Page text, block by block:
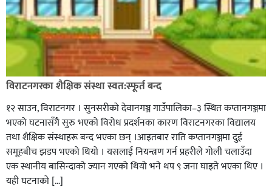
विराटनगरका शैक्षिक संस्था स्वत:स्फूर्त बन्द
१२ साउन, विराटनगर । सुनसरीको देवानगञ्ज गाउँपालिका–३ स्थित कप्तानगञ्जमा
भएको घटनासँगै सुरु भएको विरोध प्रदर्शनका कारण विराटनगरका विद्यालय
तथा शैक्षिक संस्थाहरू बन्द भएका छन् ।आइतबार राति कप्तानगञ्जमा दुई
समूहबीच झडप भएको थियो । यसलाई नियन्त्रण गर्न प्रहरीले गोली चलाउँदा
एक स्थानीय बासिन्दाको ज्यान गएको थियो भने थप ९ जना घाइते भएका थिए ।
यही घटनाको […]